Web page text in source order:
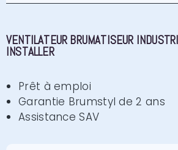
VENTILATEUR BRUMATISEUR
INSTALLER
Prêt à emploi
Garantie Brumstyl de 2 ans
Assistance SAV